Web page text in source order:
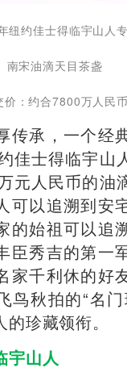
纽约佳士得临宇山人
南宋油滴天目茶盏
价：约合7800万人民币
传承，一个经
佳士得临宇山
元人民币的油
可以追溯到安
的始祖可以追
臣秀吉的第一
家千利休的好
鸟秋拍的“名
珍藏领衔。
山人